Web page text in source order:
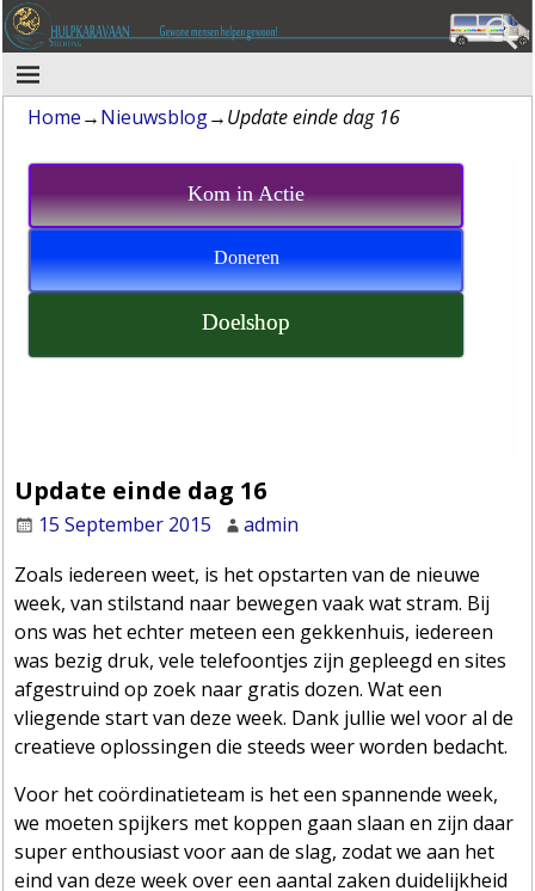
Home→Nieuwsblog→Update einde dag 16
Kom in Actie
Doneren
Doelshop
Update einde dag 16
15 September 2015
admin
Zoals iedereen weet, is het opstarten van de nieuwe
week, van stilstand naar bewegen vaak wat stram. Bij
ons was het echter meteen een gekkenhuis, iedereen
was bezig druk, vele telefoontjes zijn gepleegd en sites
afgestruind op zoek naar gratis dozen. Wat een
vliegende start van deze week. Dank jullie wel voor al de
creatieve oplossingen die steeds weer worden bedacht.
Voor het coördinatieteam is het een spannende week,
we moeten spijkers met koppen gaan slaan en zijn daar
super enthousiast voor aan de slag, zodat we aan het
eind van deze week over een aantal zaken duidelijkheid